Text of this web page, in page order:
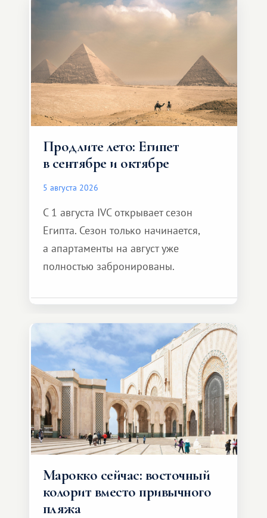
Продлите лето: Египет
в сентябре и октябре
5 августа 2026
С 1 августа IVC открывает сезон
Египта. Сезон только начинается,
а апартаменты на август уже
полностью забронированы.
Марокко сейчас: восточный
колорит вместо привычного
пляжа